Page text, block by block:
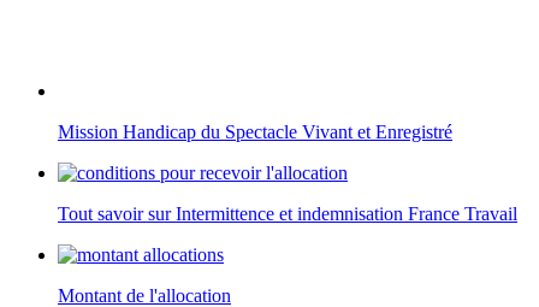
Mission Handicap du Spectacle Vivant et Enregistré
Tout savoir sur Intermittence et indemnisation France Travail
Montant de l'allocation